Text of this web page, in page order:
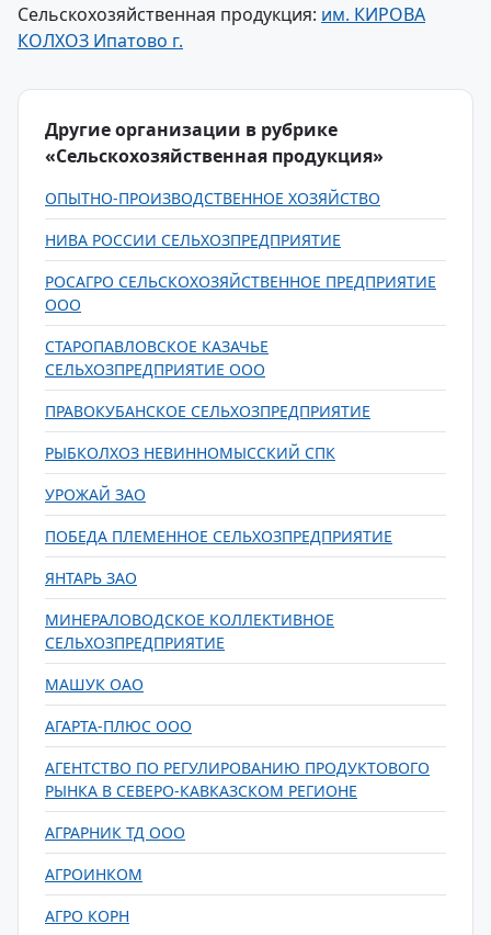
Сельскохозяйственная продукция: им. КИРОВА
КОЛХОЗ Ипатово г.
Другие организации в рубрике
«Сельскохозяйственная продукция»
ОПЫТНО-ПРОИЗВОДСТВЕННОЕ ХОЗЯЙСТВО
НИВА РОССИИ СЕЛЬХОЗПРЕДПРИЯТИЕ
РОСАГРО СЕЛЬСКОХОЗЯЙСТВЕННОЕ ПРЕДПРИЯТИЕ
ООО
СТАРОПАВЛОВСКОЕ КАЗАЧЬЕ
СЕЛЬХОЗПРЕДПРИЯТИЕ ООО
ПРАВОКУБАНСКОЕ СЕЛЬХОЗПРЕДПРИЯТИЕ
РЫБКОЛХОЗ НЕВИННОМЫССКИЙ СПК
УРОЖАЙ ЗАО
ПОБЕДА ПЛЕМЕННОЕ СЕЛЬХОЗПРЕДПРИЯТИЕ
ЯНТАРЬ ЗАО
МИНЕРАЛОВОДСКОЕ КОЛЛЕКТИВНОЕ
СЕЛЬХОЗПРЕДПРИЯТИЕ
МАШУК ОАО
АГАРТА-ПЛЮС ООО
АГЕНТСТВО ПО РЕГУЛИРОВАНИЮ ПРОДУКТОВОГО
РЫНКА В СЕВЕРО-КАВКАЗСКОМ РЕГИОНЕ
АГРАРНИК ТД ООО
АГРОИНКОМ
АГРО КОРН